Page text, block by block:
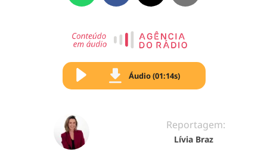
Áudio (01:14s)
Reportagem:
Lívia Braz